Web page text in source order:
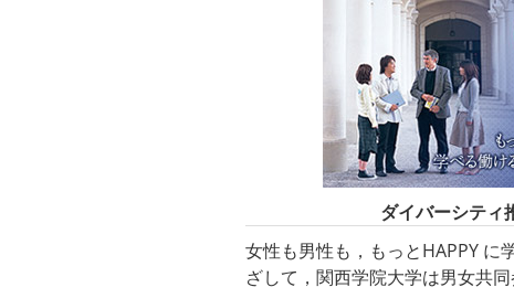
ダイバーシティ
女性も男性も，もっとHAPPY に
ざして，関西学院大学は男女共